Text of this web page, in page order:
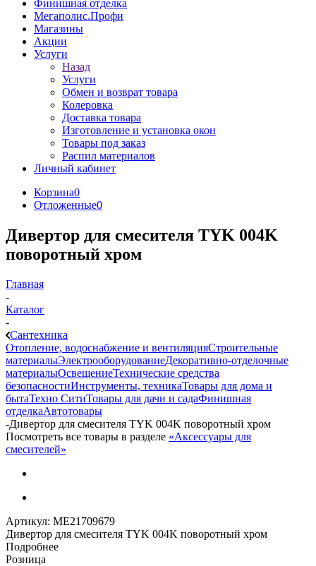
Финишная отделка
Мегаполис.Профи
Магазины
Акции
Услуги
Назад
Услуги
Обмен и возврат товара
Колеровка
Доставка товара
Изготовление и установка окон
Товары под заказ
Распил материалов
Личный кабинет
Корзина0
Отложенные0
Дивертор для смесителя TYK 004K
поворотный хром
Главная
-
Каталог
-
Сантехника
Отопление, водоснабжение и вентиляцияСтроительные
материалыЭлектрооборудованиеДекоративно-отделочные
материалыОсвещениеТехнические средства
безопасностиИнструменты, техникаТовары для дома и
бытаТехно СитиТовары для дачи и садаФинишная
отделкаАвтотовары
-Дивертор для смесителя TYK 004K поворотный хром
Посмотреть все товары в разделе «Аксессуары для
смесителей»
Артикул: МЕ21709679
Дивертор для смесителя TYK 004K поворотный хром
Подробнее
Розница